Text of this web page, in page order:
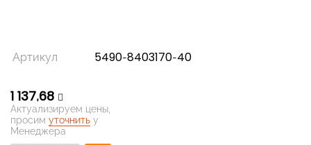
Артикул 5490-8403170-40
1 137,68
Актуализируем цены,
просим уточнить у
Менеджера